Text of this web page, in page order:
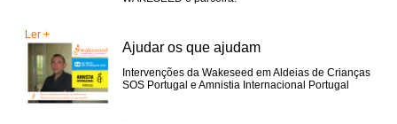
Ler +
Ajudar os que ajudam
Intervenções da Wakeseed em Aldeias de Crianças
SOS Portugal e Amnistia Internacional Portugal